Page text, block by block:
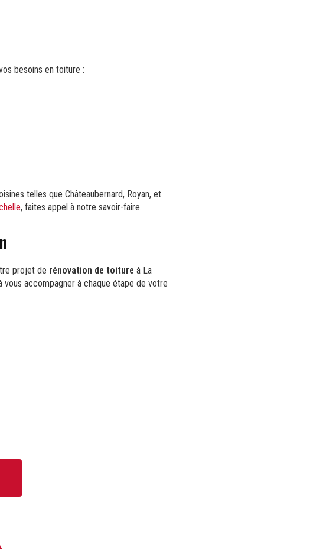
besoins en toiture :
telles que Châteaubernard, Royan, et
, faites appel à notre savoir-faire.
projet de rénovation de toiture à La
accompagner à chaque étape de votre